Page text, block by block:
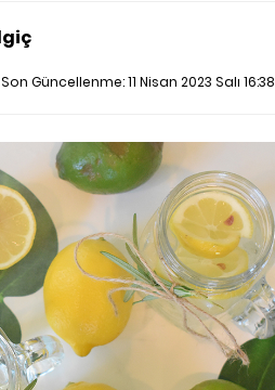
Son Güncellenme:11 Nisan 2023 Salı 16:38